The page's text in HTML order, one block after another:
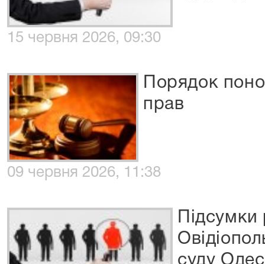
15 червня 2026, 09:30
Порядок
прав
09 червня 2026, 11:38
суду